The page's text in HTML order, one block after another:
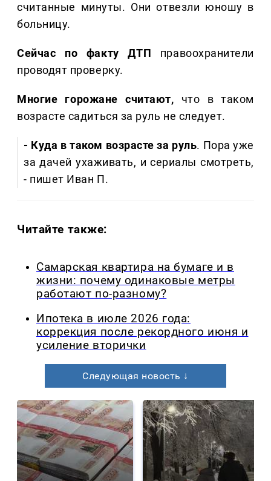
считанные минуты. Они отвезли юношу в
больницу.
Сейчас по факту ДТП правоохранители
проводят проверку.
Многие горожане считают, что в таком
возрасте садиться за руль не следует.
- Куда в таком возрасте за руль. Пора уже
за дачей ухаживать, и сериалы смотреть,
- пишет Иван П.
Читайте также:
Самарская квартира на бумаге и в
жизни: почему одинаковые метры
работают по-разному?
Ипотека в июле 2026 года:
коррекция после рекордного июня и
усиление вторички
Следующая новость ↓